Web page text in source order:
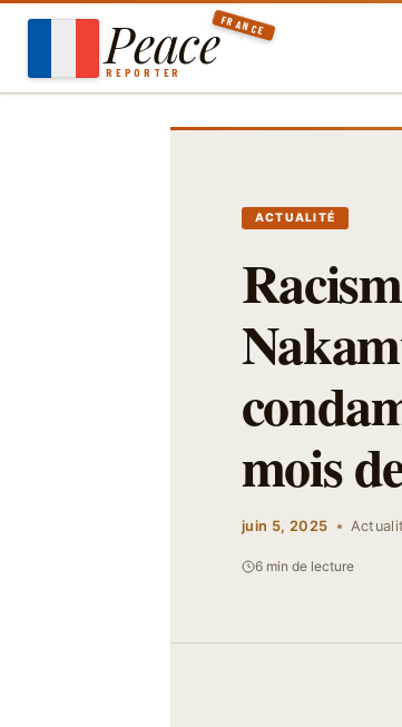
Aller
contenu
Peace
REPORTER
FRANCE
ACTUALITÉ
mois
juin 5, 2025
6 min de lecture